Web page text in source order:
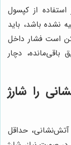
از کپسول
نشده باشد، باید
است فشار داخل
دچار
را شارژ
حداقل